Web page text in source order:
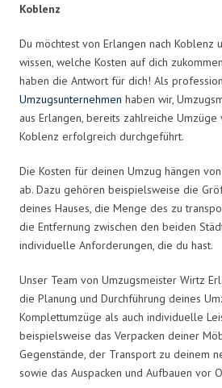
Koblenz
Du möchtest von Erlangen nach Koblenz
wissen, welche Kosten auf dich
haben die Antwort für dich! Als
Umzugsunternehmen haben wir,
aus Erlangen, bereits zahlreiche Umzüge
Koblenz erfolgreich durchgeführt.
Die Kosten für deinen Umzug hängen
ab. Dazu gehören beispielsweise die
deines Hauses, die Menge des zu
die Entfernung zwischen den beiden
individuelle Anforderungen, die du hast.
Unser Team von Umzugsmeister Wirtz
die Planung und Durchführung deines
Komplettumzüge als auch individuelle
beispielsweise das Verpacken deiner
Gegenstände, der Transport zu deinem
sowie das Auspacken und Aufbauen vor